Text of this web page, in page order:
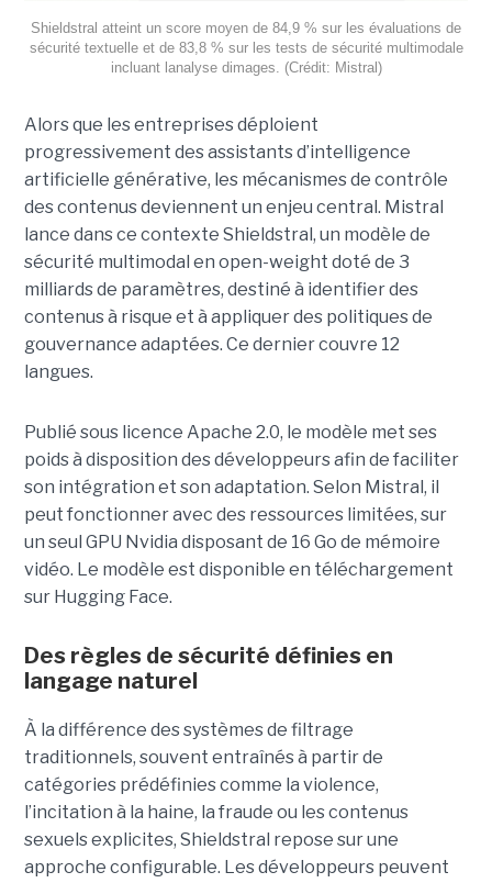
Shieldstral atteint un score moyen de 84,9 % sur les évaluations de
sécurité textuelle et de 83,8 % sur les tests de sécurité multimodale
incluant lanalyse dimages. (Crédit: Mistral)
Alors que les entreprises déploient
progressivement des assistants d’intelligence
artificielle générative, les mécanismes de contrôle
des contenus deviennent un enjeu central. Mistral
lance dans ce contexte Shieldstral, un modèle de
sécurité multimodal en open-weight doté de 3
milliards de paramètres, destiné à identifier des
contenus à risque et à appliquer des politiques de
gouvernance adaptées. Ce derniercouvre 12
langues.
Publié sous licence Apache 2.0, le modèle met ses
poids à disposition des développeurs afin de faciliter
son intégration et son adaptation. Selon Mistral, il
peut fonctionner avec des ressources limitées, sur
un seul GPU Nvidia disposant de 16 Go de mémoire
vidéo. Le modèle est disponible en téléchargement
sur Hugging Face.
Des règles de sécurité définies en
langage naturel
À la différence des systèmes de filtrage
traditionnels, souvent entraînés à partir de
catégories prédéfinies comme la violence,
l’incitation à la haine, la fraude ou les contenus
sexuels explicites, Shieldstral repose sur une
approche configurable. Les développeurs peuvent